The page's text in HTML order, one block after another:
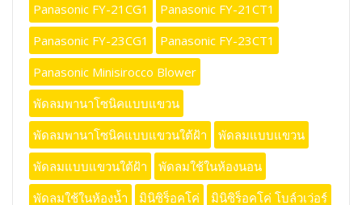
Panasonic FY-21CG1
Panasonic FY-21CT1
Panasonic FY-23CG1
Panasonic FY-23CT1
Panasonic Minisirocco Blower
พัดลมพานาโซนิคแบบแขวน
พัดลมพานาโซนิคแบบแขวนใต้ฝ้า
พัดลมแบบแขวน
พัดลมแบบแขวนใต้ฝ้า
พัดลมใช้ในห้องนอน
พัดลมใช้ในห้องน้ำ
มินิซิร็อคโค่ มินิซิร็อคโค่ โบล์วเว่อร์